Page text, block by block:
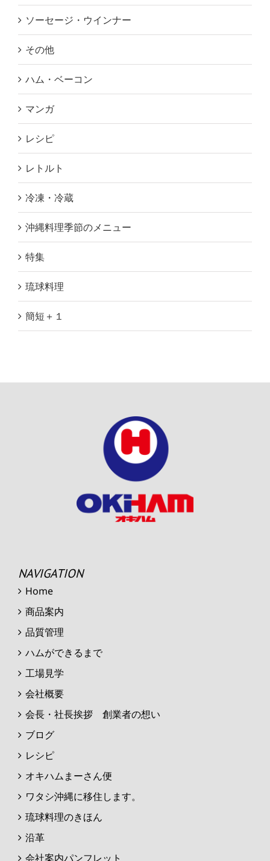
ソーセージ・ウインナー
その他
ハム・ベーコン
マンガ
レシピ
レトルト
冷凍・冷蔵
沖縄料理季節のメニュー
特集
琉球料理
簡短＋１
NAVIGATION
Home
商品案内
品質管理
ハムができるまで
工場見学
会社概要
会長・社長挨拶 創業者の想い
ブログ
レシピ
オキハムまーさん便
ワタシ沖縄に移住します。
琉球料理のきほん
沿革
会社案内パンフレット